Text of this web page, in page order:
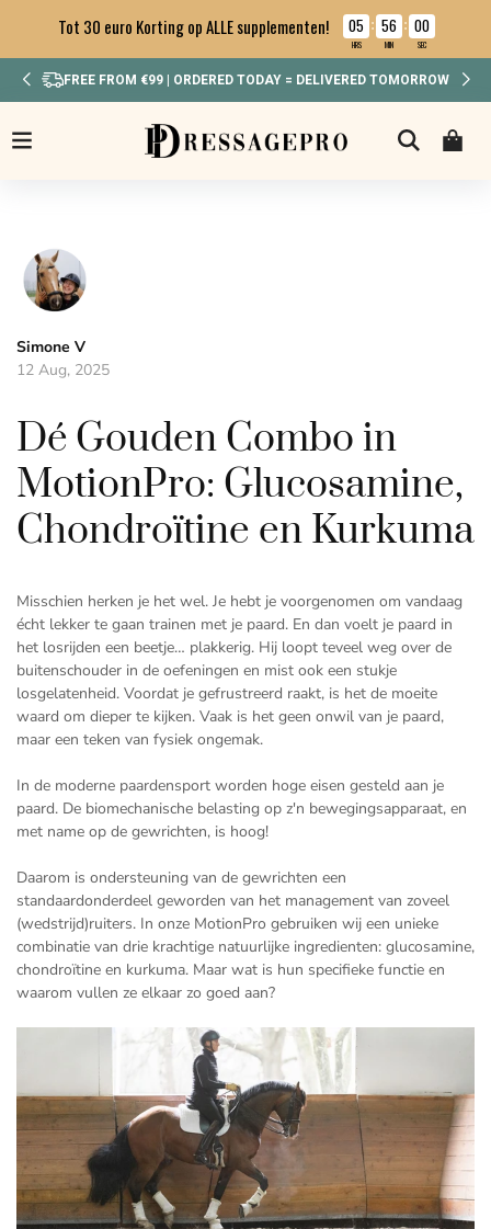
Tot 30 euro Korting op ALLE supplementen! 05 : 56 : 00
HRS MIN SEC
FREE FROM €99 | ORDERED TODAY = DELIVERED TOMORROW
Simone V
12 Aug, 2025
Dé Gouden Combo in
MotionPro: Glucosamine,
Chondroïtine en Kurkuma
Misschien herken je het wel. Je hebt je voorgenomen om vandaag
écht lekker te gaan trainen met je paard. En dan voelt je paard in
het losrijden een beetje… plakkerig. Hij loopt teveel weg over de
buitenschouder in de oefeningen en mist ook een stukje
losgelatenheid. Voordat je gefrustreerd raakt, is het de moeite
waard om dieper te kijken. Vaak is het geen onwil van je paard,
maar een teken van fysiek ongemak.
In de moderne paardensport worden hoge eisen gesteld aan je
paard. De biomechanische belasting op z'n bewegingsapparaat, en
met name op de gewrichten, is hoog!
Daarom is ondersteuning van de gewrichten een
standaardonderdeel geworden van het management van zoveel
(wedstrijd)ruiters. In onze MotionPro gebruiken wij een unieke
combinatie van drie krachtige natuurlijke ingredienten: glucosamine,
chondroïtine en kurkuma. Maar wat is hun specifieke functie en
waarom vullen ze elkaar zo goed aan?